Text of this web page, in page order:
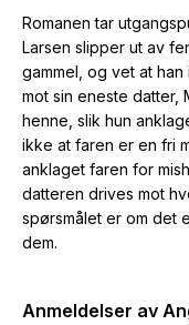
Romanen tar
Larsen slipper ut av
gammel, og vet at
mot sin eneste datter,
henne, slik hun
ikke at faren er en fri
anklaget faren for
datteren drives mot
spørsmålet er om det
dem.
Anmeldelser av